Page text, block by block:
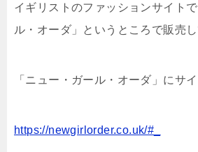
イギリストのファッションサイト
ル・オーダ」というところで販売し
「ニュー・ガール・オーダ」にサ
https://newgirlorder.co.uk/#_